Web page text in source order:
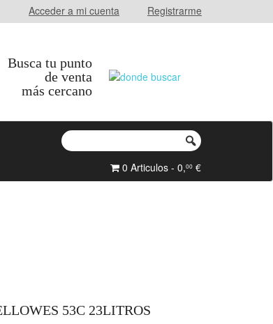
Acceder a mi cuenta Registrarme
Busca tu punto
de venta
más cercano
0 Articulos - 0,00 €
53C 23LITROS